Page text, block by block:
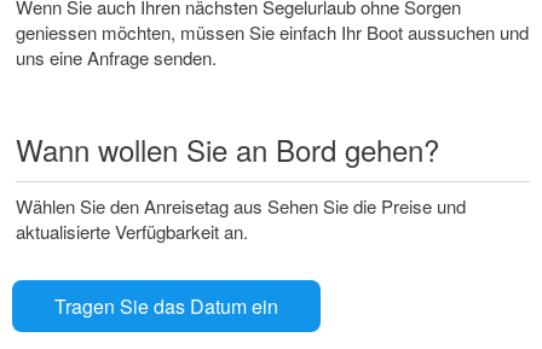
Wenn Sie auch Ihren nächsten Segelurlaub ohne Sorgen
geniessen möchten, müssen Sie einfach Ihr Boot aussuchen und
uns eine Anfrage senden.
Wann wollen Sie an Bord gehen?
Wählen Sie den Anreisetag aus Sehen Sie die Preise und
aktualisierte Verfügbarkeit an.
Tragen Sie das Datum ein